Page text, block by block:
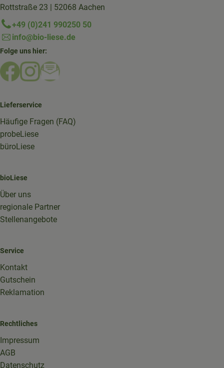
Rottstraße 23 | 52068 Aachen
+49 (0)241 990250 50
info@bio-liese.de
Folge uns hier:
Externer Link zu https://www.facebook.com/
Externer Link zu https://www.instagram.com/
Externer Link zu https://mailchi.mp/
Lieferservice
Häufige Fragen (FAQ)
probeLiese
büroLiese
bioLiese
Über uns
regionale Partner
Stellenangebote
Service
Kontakt
Gutschein
Reklamation
Rechtliches
Impressum
AGB
Datenschutz